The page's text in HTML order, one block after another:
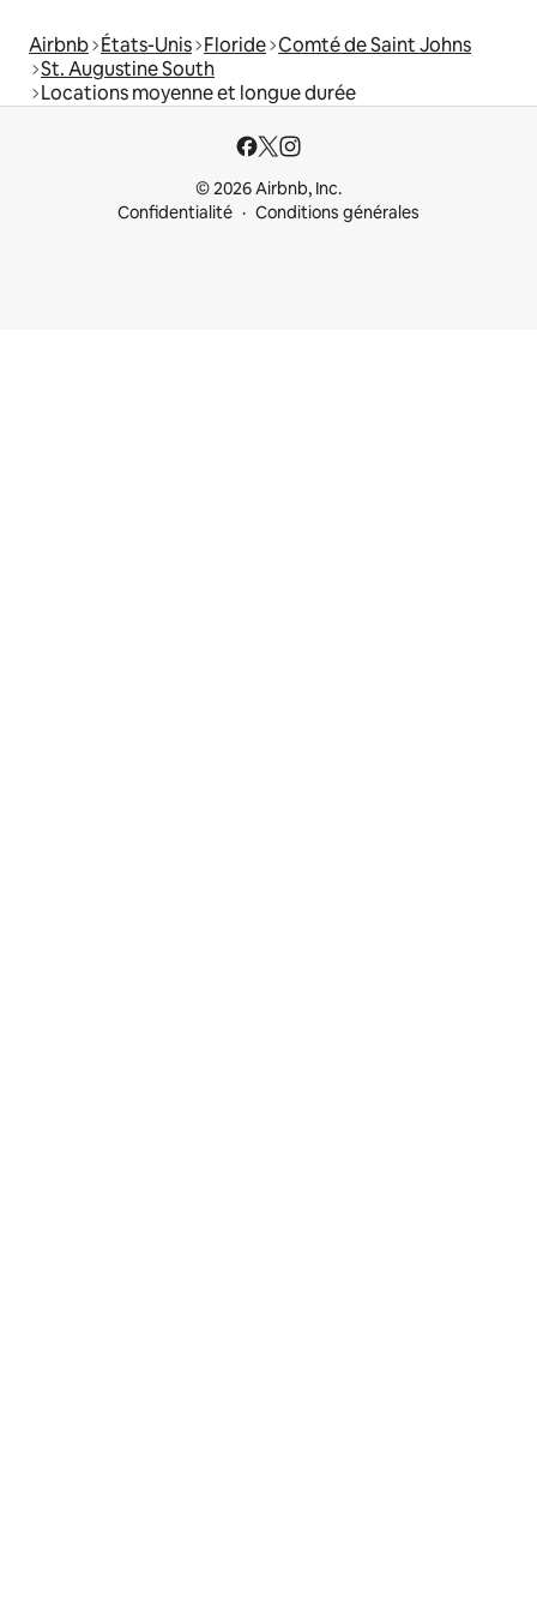
Airbnb États-Unis Floride Comté de Saint Johns
St. Augustine South
Locations moyenne et longue durée
© 2026 Airbnb, Inc.
Confidentialité
Conditions générales